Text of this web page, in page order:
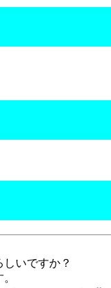
いですか？